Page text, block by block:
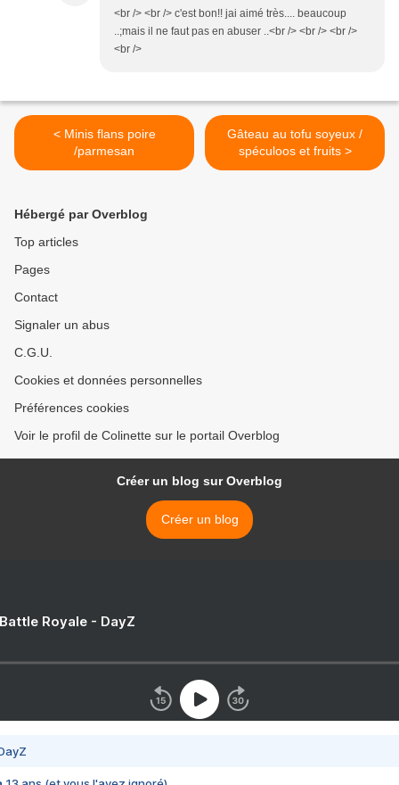
<br /> <br /> c'est bon!! jai aimé très.... beaucoup
..;mais il ne faut pas en abuser ..<br /> <br /> <br />
<br />
< Minis flans poire
/parmesan
Gâteau au tofu soyeux /
spéculoos et fruits >
Hébergé par Overblog
Top articles
Pages
Contact
Signaler un abus
C.G.U.
Cookies et données personnelles
Préférences cookies
Voir le profil de Colinette sur le portail Overblog
Créer un blog sur Overblog
Créer un blog
Royale - DayZ